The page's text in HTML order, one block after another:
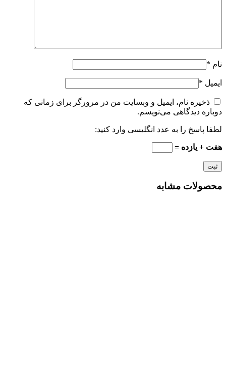
نام *
ایمیل *
ذخیره نام، ایمیل و وبسایت من در مرورگر برای زمانی که
دوباره دیدگاهی می‌نویسم.
لطفا پاسخ را به عدد انگلیسی وارد کنید:
هفت + یازده =
محصولات مشابه